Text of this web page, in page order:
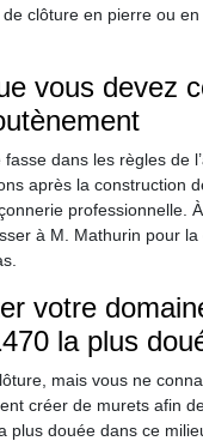
clôture en pierre ou
vous devez
dans les règles de
après la construction
professionnelle.
à M. Mathurin pour
votre
la plus
mais vous ne
créer de murets afin
douée dans ce